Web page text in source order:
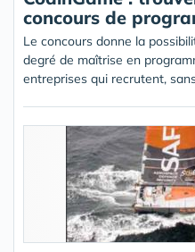
concours de
Le concours donne la
degré de maîtrise en
entreprises qui recrutent,